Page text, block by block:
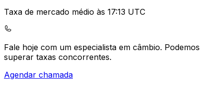
Taxa de mercado médio às 17:13 UTC
Fale hoje com um especialista em câmbio. Podemos
superar taxas concorrentes.
Agendar chamada